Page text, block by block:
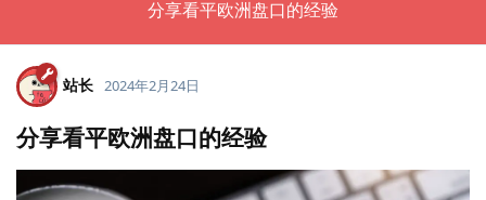
分享看平欧洲盘口的经验
站长 2024年2月24日
分享看平欧洲盘口的经验